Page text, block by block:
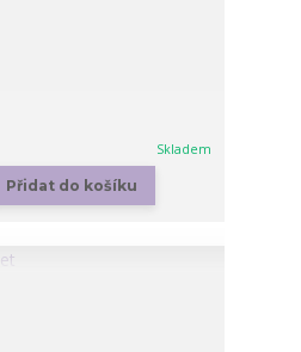
Skladem
Přidat do košíku